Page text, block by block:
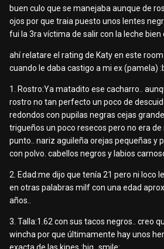
buen culo que se manejaba aunque de
ojos por que traia puesto unos lentes
fui la 3ra víctima de salir con la leche bien
ahí relatare el rating de Katy en este
cuando le daba castigo a mi ex (pamela)
1. Rostro:Ya matadito ese cacharro..
rostro no tan perfecto un poco de
redondos con pupilas negras cejas
trigueños un poco resecos pero no era
punto.. nariz aguileña orejas pequeñas y
con polvo. cabellos negros y labios
2. Edad:me dijo que tenía 21 pero ni loco
en otras palabras milf con una edad
años..
3. Talla:1.62 con sus tacos negros.. creo
wincha por que últimamente hay unos